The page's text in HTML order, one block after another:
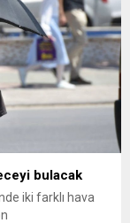
bulacak
iki farklı hava